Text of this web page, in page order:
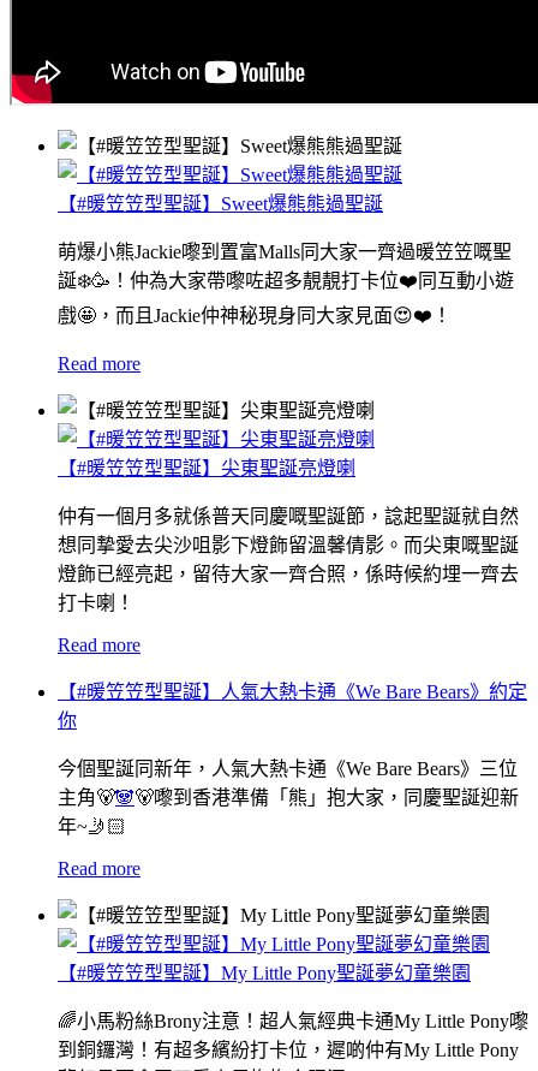
【#暖笠笠型聖誕】Sweet爆熊熊過聖誕
萌爆小熊Jackie嚟到置富Malls同大家一齊過暖笠笠嘅聖
誕❄️🥳！仲為大家帶嚟咗超多靚靚打卡位❤️同互動小遊
戲🤩，而且Jackie仲神秘現身同大家見面😍❤️！
Read more
【#暖笠笠型聖誕】尖東聖誕亮燈喇
仲有一個月多就係普天同慶嘅聖誕節，諗起聖誕就自然
想同摯愛去尖沙咀影下燈飾留溫馨倩影。而尖東嘅聖誕
燈飾已經亮起，留待大家一齊合照，係時候約埋一齊去
打卡喇！
Read more
【#暖笠笠型聖誕】人氣大熱卡通《We Bare Bears》約定
你
今個聖誕同新年，人氣大熱卡通《We Bare Bears》三位
主角🐻🐼🐻嚟到香港準備「熊」抱大家，同慶聖誕迎新
年~🤳🏻
Read more
【#暖笠笠型聖誕】My Little Pony聖誕夢幻童樂園
🌈小馬粉絲Brony注意！超人氣經典卡通My Little Pony嚟
到銅鑼灣！有超多繽紛打卡位，遲啲仲有My Little Pony